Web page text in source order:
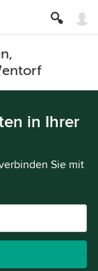
in Ihrer
Sie mit